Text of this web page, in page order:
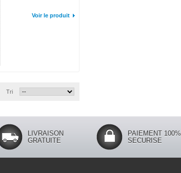
Voir le produit
Tri
LIVRAISON
GRATUITE
PAIEMENT 100%
SECURISE